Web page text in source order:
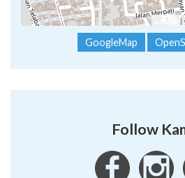
Leaflet
GoogleMap
Follow